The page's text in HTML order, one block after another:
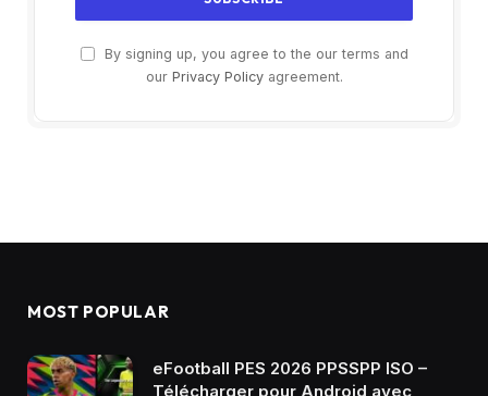
By signing up, you agree to the our terms and
our Privacy Policyagreement.
MOST POPULAR
eFootball PES 2026 PPSSPP ISO –
Télécharger pour Android avec